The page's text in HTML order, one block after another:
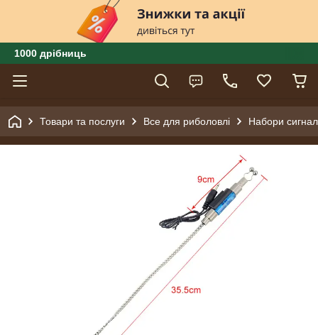
1000 дрібниць
Товари та послуги Все для риболовлі Набори